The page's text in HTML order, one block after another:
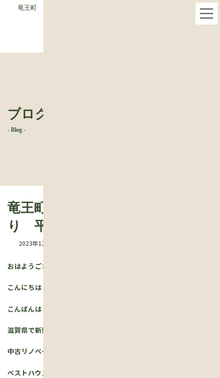
へ
ョ
竜王町 平屋の新築 地縄張り 平屋の新築で地縄張りを施工
ブログ
- Blog -
竜王町 平屋の新築 地縄張
り 平屋の新築で地縄張りを施工
2023年12月22日
おはようございます！
こんにちは！
こんばんは！
滋賀県で新築注文住宅の 家づくりや
中古リノベー ションをしている
ベストハウスネクスト/ (地域密着工務店） の吉本です！